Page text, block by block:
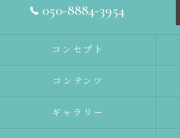
050-8884-3954
コンセプト
コンテンツ
ギャラリー